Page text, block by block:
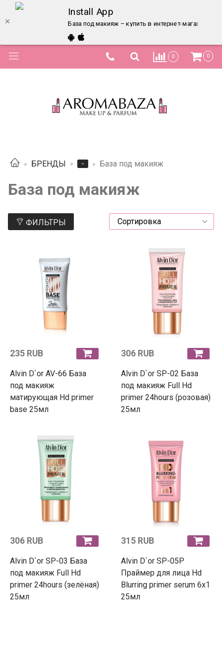
Install App
База под макияж – купить в интернет-магазине
0 0
БРЕНДЫ - База под макияж
База под макияж
ФИЛЬТРЫ
235 RUB
Alvin D`or AV-66 База
под макияж
матирующая Hd primer
base 25мл
306 RUB
Alvin D`or SP-02 База
под макияж Full Hd
primer 24hours (розовая)
25мл
306 RUB
Alvin D`or SP-03 База
под макияж Full Hd
primer 24hours (зелёная)
25мл
315 RUB
Alvin D`or SP-05P
Праймер для лица Hd
Blurring primer serum 6х1
25мл